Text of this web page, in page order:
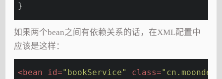
}
如果两个bean之间有依赖关系的话，在XML配置中
应该是这样：
< bean id="bookService" class=